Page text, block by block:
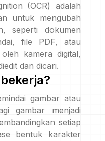
(OCR) adalah
untuk mengubah
seperti dokumen
file PDF, atau
kamera digital,
dan dicari.
gambar atau
gambar menjadi
setiap
bentuk karakter